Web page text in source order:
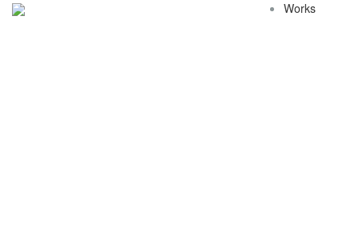
Works